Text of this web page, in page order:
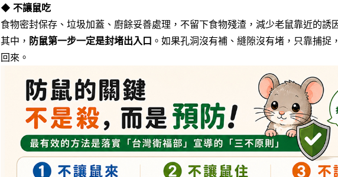
◆ 不讓鼠吃
食物密封保存、垃圾加蓋、廚餘妥善處理，不留下食物殘渣，減少老鼠靠近的誘
其中， 防鼠第一步一定是封堵出入口 。如果孔洞沒有補、縫隙沒有堵，只靠捕捉
回來。